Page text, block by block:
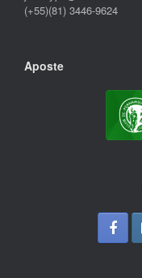
(+55)(81) 3446-9624
Aposte